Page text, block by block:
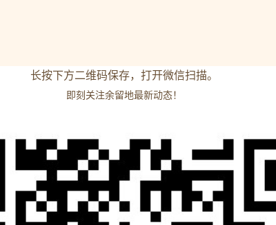
长按下方二维码保存，打开微信扫描。
即刻关注余留地最新动态！